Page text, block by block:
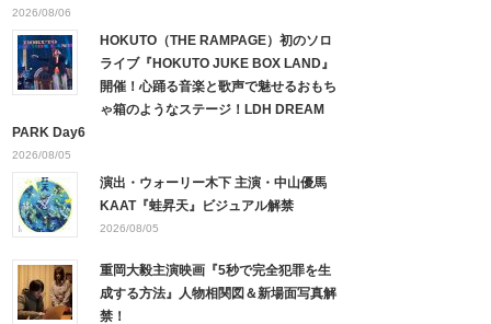
2026/08/06
HOKUTO（THE RAMPAGE）初のソロ
ライブ『HOKUTO JUKE BOX LAND』
開催！心踊る音楽と歌声で魅せるおもち
ゃ箱のようなステージ！LDH DREAM
PARK Day6
2026/08/05
演出・ウォーリー木下 主演・中山優馬
KAAT『蛙昇天』ビジュアル解禁
2026/08/05
重岡大毅主演映画『5秒で完全犯罪を生
成する方法』人物相関図＆新場面写真解
禁！